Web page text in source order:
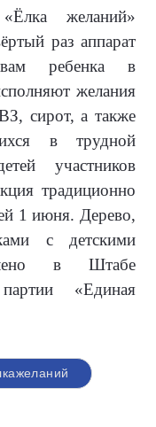
желаний»
раз аппарат
ребенка в
желания
сирот, а также
в трудной
участников
традиционно
1 июня. Дерево,
с детскими
в Штабе
«Единая